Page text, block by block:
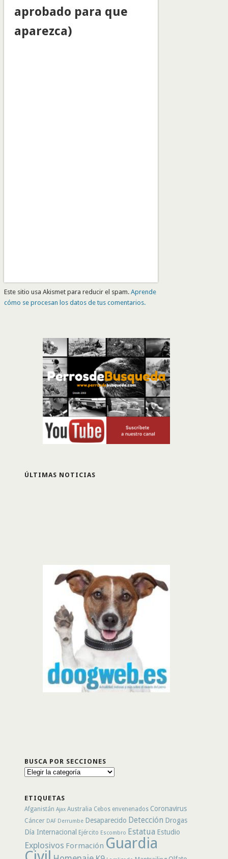
aprobado para que
aparezca)
Este sitio usa Akismet para reducir el spam. Aprende
cómo se procesan los datos de tus comentarios.
ÚLTIMAS NOTICIAS
BUSCA POR SECCIONES
Busca
ETIQUETAS
Afganistán Ajax Australia Cebos envenenados Coronavirus
Cáncer DAF Derrumbe Desaparecido Detección Drogas
Día Internacional
Ejército Escombro Estatua Estudio
Explosivos Formación Guardia